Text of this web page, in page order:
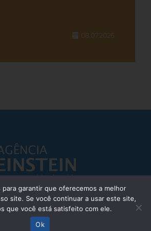
08.07.2026
Dr. Eliezer Silva - CRM: 85148-SP
2025 - Todos os direitos reservados
para garantir que oferecemos a melhor
site. Se você continuar a usar este site,
que você está satisfeito com ele.
Ok